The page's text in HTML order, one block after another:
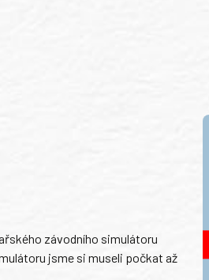
závodního simulátoru
jsme si museli počkat až